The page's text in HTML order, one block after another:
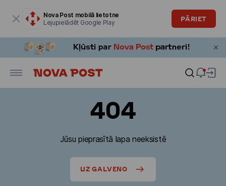
Nova Post mobilā lietotne
Lejupielādēt Google Play
PĀRIET
404
Jūsu pieprasītā lapa neeksistē
UZ GALVENO